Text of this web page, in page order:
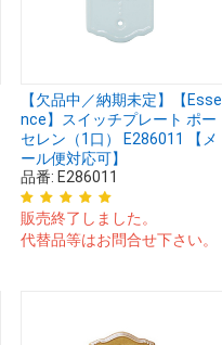
【欠品中／納期未定】【Esse
nce】スイッチプレート ポー
セレン（1口） E286011 【メ
ール便対応可】
品番: E286011
販売終了しました。
代替品等はお問合せ下さい。